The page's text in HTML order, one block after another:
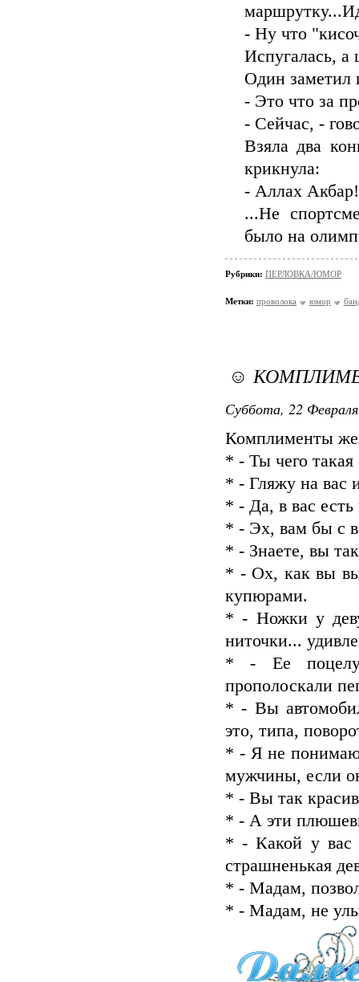
- Ну что
Испугалась, а
Один заметил
- Это что за
- Сейчас, -
Взяла два
крикнула:
- Аллах
...Не
было на
Рубрики: ПЕРЛОВКА/ЮМОР
Метки: проволока юмор
☺
Суббота, 22
Комплименты
* - Ты чего
* - Гляжу на вас
* - Да, в вас
* - Эх, вам бы с
* - Знаете, вы
* - Ох, как вы
купюрами.
* - Ножки у
ниточки...
* - Ее
прополоскали
* - Вы
это, типа,
* - Я не
мужчины, если
* - Вы так
* - А эти
* - Какой у вас
страшненькая
* - Мадам,
* - Мадам, не